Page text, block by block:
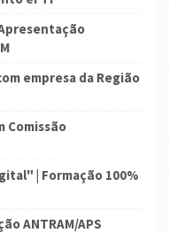
empresa da Região
Comissão
| Formação 100%
ANTRAM/APS